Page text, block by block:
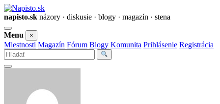
napisto.sk názory · diskusie · blogy · magazín · stena
Otvoriť
menu
Menu ×
Miestnosti Magazín Fórum Blogy Komunita Prihlásenie Registrácia
Vyhľadať